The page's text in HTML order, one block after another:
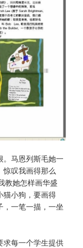
。马恩列斯毛她一
惊叹我画得那么
教她怎样画华盛
猫小狗，要画得
，一笔一描，一坐
求每一个学生提供